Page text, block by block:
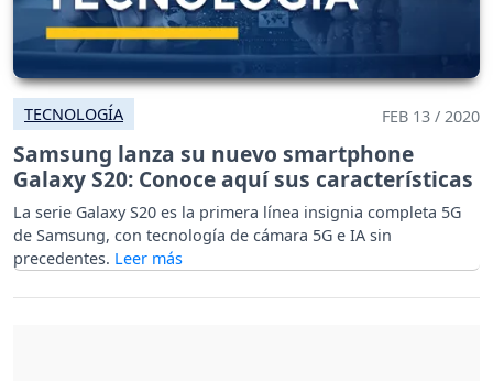
TECNOLOGÍA FEB 13 / 2020
Samsung lanza su nuevo smartphone
Galaxy S20: Conoce aquí sus características
La serie Galaxy S20 es la primera línea insignia completa 5G
de Samsung, con tecnología de cámara 5G e IA sin
precedentes.